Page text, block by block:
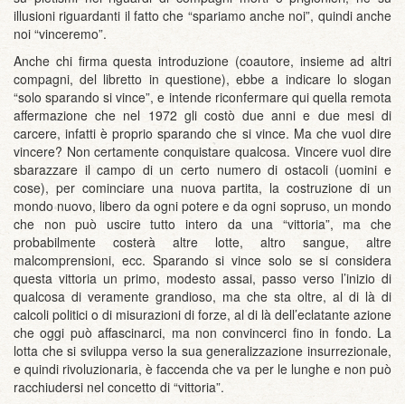
illusioni riguardanti il fatto che “spariamo anche noi”, quindi anche
noi “vinceremo”.
Anche chi firma questa introduzione (coautore, insieme ad altri
compagni, del libretto in questione), ebbe a indicare lo slogan
“solo sparando si vince”, e intende riconfermare qui quella remota
affermazione che nel 1972 gli costò due anni e due mesi di
carcere, infatti è proprio sparando che si vince. Ma che vuol dire
vincere? Non certamente conquistare qualcosa. Vincere vuol dire
sbarazzare il campo di un certo numero di ostacoli (uomini e
cose), per cominciare una nuova partita, la costruzione di un
mondo nuovo, libero da ogni potere e da ogni sopruso, un mondo
che non può uscire tutto intero da una “vittoria”, ma che
probabilmente costerà altre lotte, altro sangue, altre
malcomprensioni, ecc. Sparando si vince solo se si considera
questa vittoria un primo, modesto assai, passo verso l’inizio di
qualcosa di veramente grandioso, ma che sta oltre, al di là di
calcoli politici o di misurazioni di forze, al di là dell’eclatante azione
che oggi può affascinarci, ma non convincerci fino in fondo. La
lotta che si sviluppa verso la sua generalizzazione insurrezionale,
e quindi rivoluzionaria, è faccenda che va per le lunghe e non può
racchiudersi nel concetto di “vittoria”.